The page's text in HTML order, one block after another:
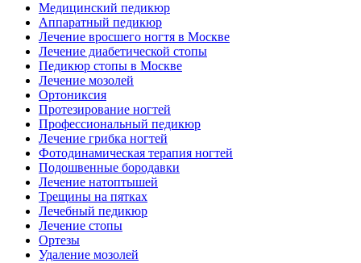
Медицинский педикюр
Аппаратный педикюр
Лечение вросшего ногтя в Москве
Лечение диабетической стопы
Педикюр стопы в Москве
Лечение мозолей
Ортониксия
Протезирование ногтей
Профессиональный педикюр
Лечение грибка ногтей
Фотодинамическая терапия ногтей
Подошвенные бородавки
Лечение натоптышей
Трещины на пятках
Лечебный педикюр
Лечение стопы
Ортезы
Удаление мозолей